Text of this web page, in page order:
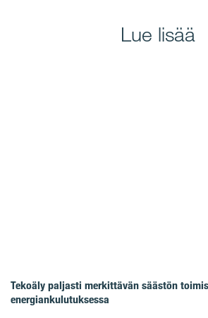
Lue lisää
Tekoäly paljasti merkittävän säästön
energiankulutuksessa